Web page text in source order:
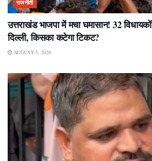
राजनीती
उत्तराखंड भाजपा में मचा घमासान! 32 विधायकों
दिल्ली, किसका कटेगा टिकट?
AUGUST 5, 2026